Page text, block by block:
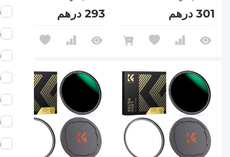
301 درهم 293 درهم